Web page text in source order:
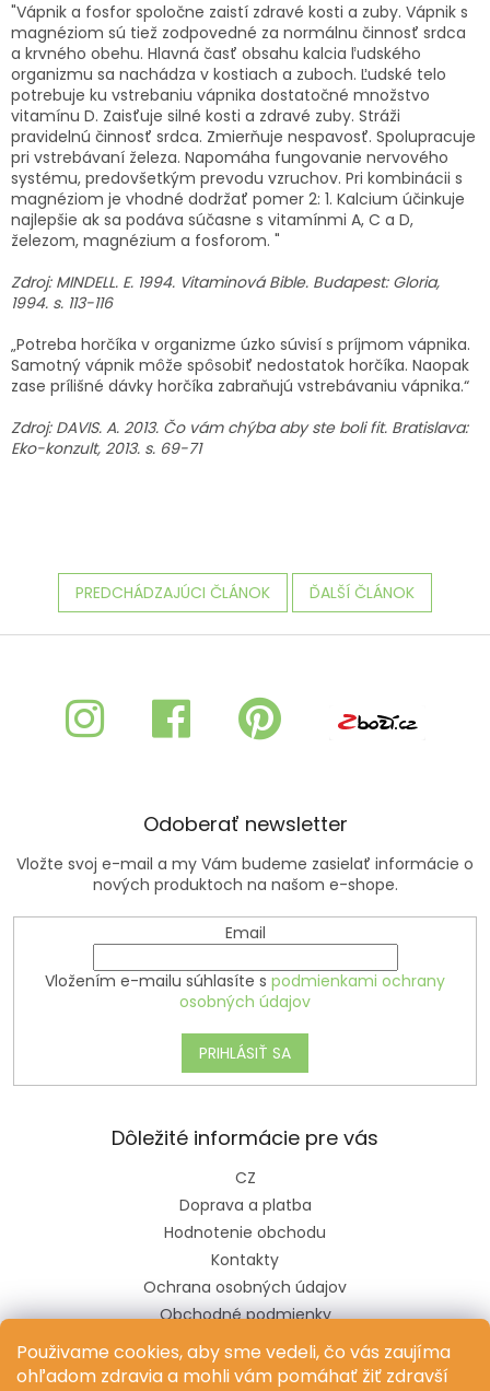
Použivame cookies, aby sme vedeli, čo vás zaujíma
ohľadom zdravia a mohli vám pomáhať žiť zdravší
"Vápnik a fosfor spoločne zaistí zdravé kosti a zuby. Vápnik s
magnéziom sú tiež zodpovedné za normálnu činnosť srdca
a krvného obehu. Hlavná časť obsahu kalcia ľudského
organizmu sa nachádza v kostiach a zuboch. Ľudské telo
potrebuje ku vstrebaniu vápnika dostatočné množstvo
vitamínu D. Zaisťuje silné kosti a zdravé zuby. Stráži
pravidelnú činnosť srdca. Zmierňuje nespavosť. Spolupracuje
pri vstrebávaní železa. Napomáha fungovanie nervového
systému, predovšetkým prevodu vzruchov. Pri kombinácii s
magnéziom je vhodné dodržať pomer 2: 1. Kalcium účinkuje
najlepšie ak sa podáva súčasne s vitamínmi A, C a D,
železom, magnézium a fosforom. "
Zdroj: MINDELL. E. 1994. Vitaminová Bible. Budapest: Gloria,
1994. s. 113-116
„Potreba horčíka v organizme úzko súvisí s príjmom vápnika.
Samotný vápnik môže spôsobiť nedostatok horčíka. Naopak
zase prílišné dávky horčíka zabraňujú vstrebávaniu vápnika.“
Zdroj: DAVIS. A. 2013. Čo vám chýba aby ste boli fit. Bratislava:
Eko-konzult, 2013. s. 69-71
PREDCHÁDZAJÚCI ČLÁNOK ĎALŠÍ ČLÁNOK
Z
Odoberať newsletter
Vložte svoj e-mail a my Vám budeme zasielať informácie o
nových produktoch na našom e-shope.
Email
Vložením e-mailu súhlasíte s podmienkami ochrany
osobných údajov
PRIHLÁSIŤ SA
Dôležité informácie pre vás
CZ
Doprava a platba
Hodnotenie obchodu
Kontakty
Ochrana osobných údajov
Obchodné podmienky
Pravidlá súťaže na sociálnych sieťach